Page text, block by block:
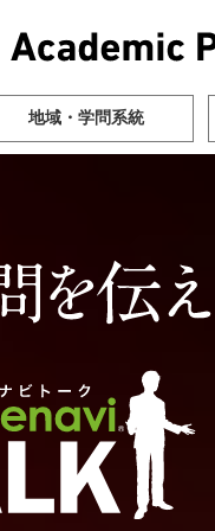
地域・学問系統